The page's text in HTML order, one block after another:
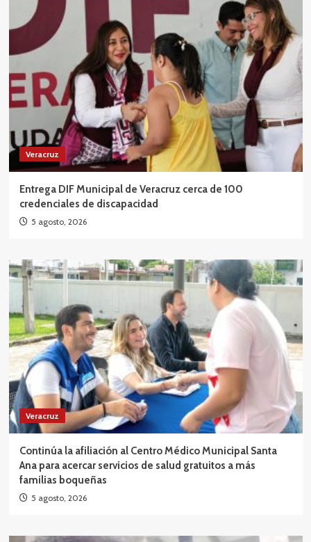
Veracruz
Entrega DIF Municipal de Veracruz cerca de 100
credenciales de discapacidad
5 agosto, 2026
Veracruz
Continúa la afiliación al Centro Médico Municipal Santa
Ana para acercar servicios de salud gratuitos a más
familias boqueñas
5 agosto, 2026